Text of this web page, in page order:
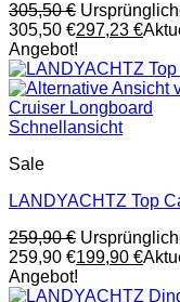
305,50€
305,50 €297,23 €
Angebot!
Schnellansicht
Sale
LANDYACHTZ Top
259,90€
259,90 €199,90 €
Angebot!